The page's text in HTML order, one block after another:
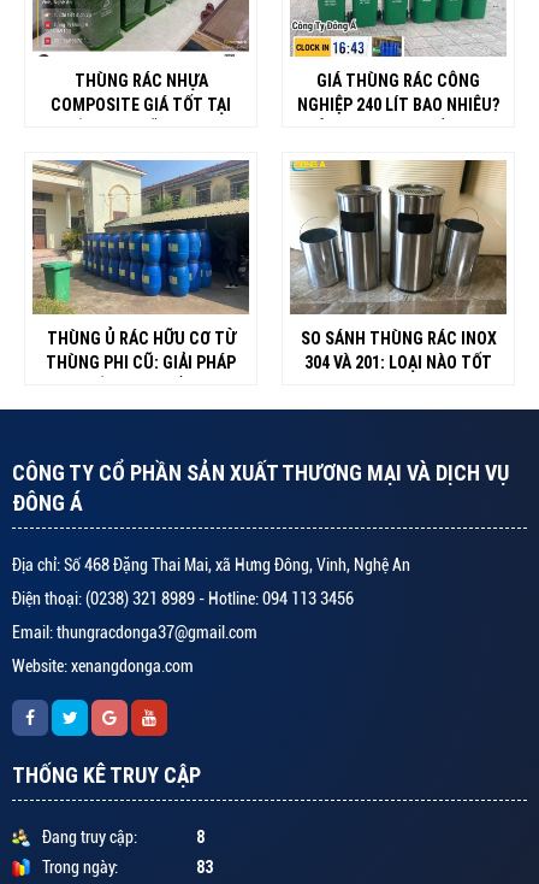
THÙNG RÁC NHỰA
COMPOSITE GIÁ TỐT TẠI
GIÁ THÙNG RÁC CÔNG
NGHIỆP 240 LÍT BAO NHIÊU?
THÙNG Ủ RÁC HỮU CƠ TỪ
THÙNG PHI CŨ: GIẢI PHÁP
NHÀ
SO SÁNH THÙNG RÁC INOX
304 VÀ 201: LOẠI NÀO TỐT
CÔNG TY CỔ PHẦN SẢN XUẤT THƯƠNG MẠI VÀ DỊCH VỤ
ĐÔNG Á
Địa chỉ: Số 468 Đặng Thai Mai, xã Hưng Đông, Vinh, Nghệ An
Điện thoại: (0238) 321 8989 - Hotline: 094 113 3456
Email: thungracdonga37@gmail.com
Website: xenangdonga.com
THỐNG KÊ TRUY CẬP
Đang truy cập: 8
Trong ngày: 83